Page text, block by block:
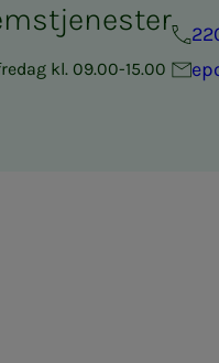
kl. 09.00-15.00